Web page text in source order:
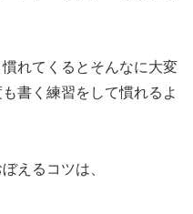
れてくるとそんなに大変
書く練習をして慣れるよ
えるコツは、